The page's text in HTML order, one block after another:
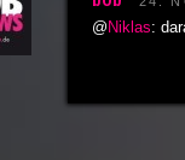
@ Niklas: